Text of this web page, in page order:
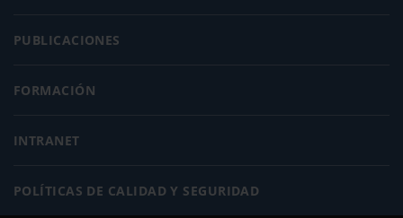
PUBLICACIONES
FORMACIÓN
INTRANET
POLÍTICAS DE CALIDAD Y SEGURIDAD